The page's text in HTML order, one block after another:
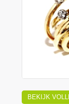
BEKIJK